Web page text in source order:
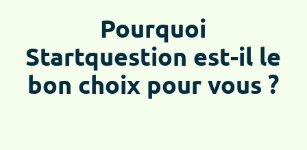
Pourquoi
Startquestion est-il le
bon choix pour vous ?